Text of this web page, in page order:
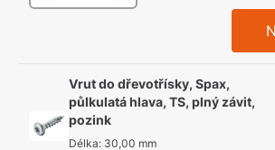
Vrut do dřevotřísky, Spax,
půlkulatá hlava, TS, plný závit,
pozink
Délka: 30,00 mm